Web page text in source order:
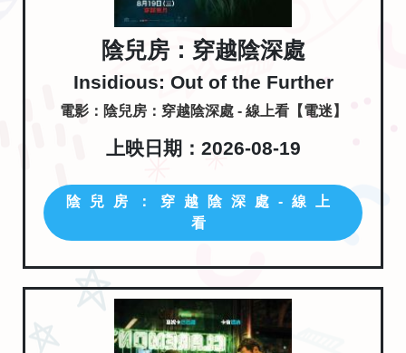
陰兒房：穿越陰深處
Insidious: Out of the Further
電影：陰兒房：穿越陰深處 - 線上看【電迷】
上映日期：2026-08-19
陰兒房：穿越陰深處-線上
看